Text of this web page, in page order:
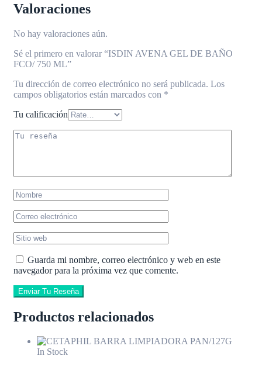
Valoraciones
No hay valoraciones aún.
Sé el primero en valorar “ISDIN AVENA GEL DE BAÑO
FCO/ 750 ML”
Tu dirección de correo electrónico no será publicada. Los
campos obligatorios están marcados con *
Tu calificación
Guarda mi nombre, correo electrónico y web en este
navegador para la próxima vez que comente.
Enviar Tu Reseña
Productos relacionados
In Stock